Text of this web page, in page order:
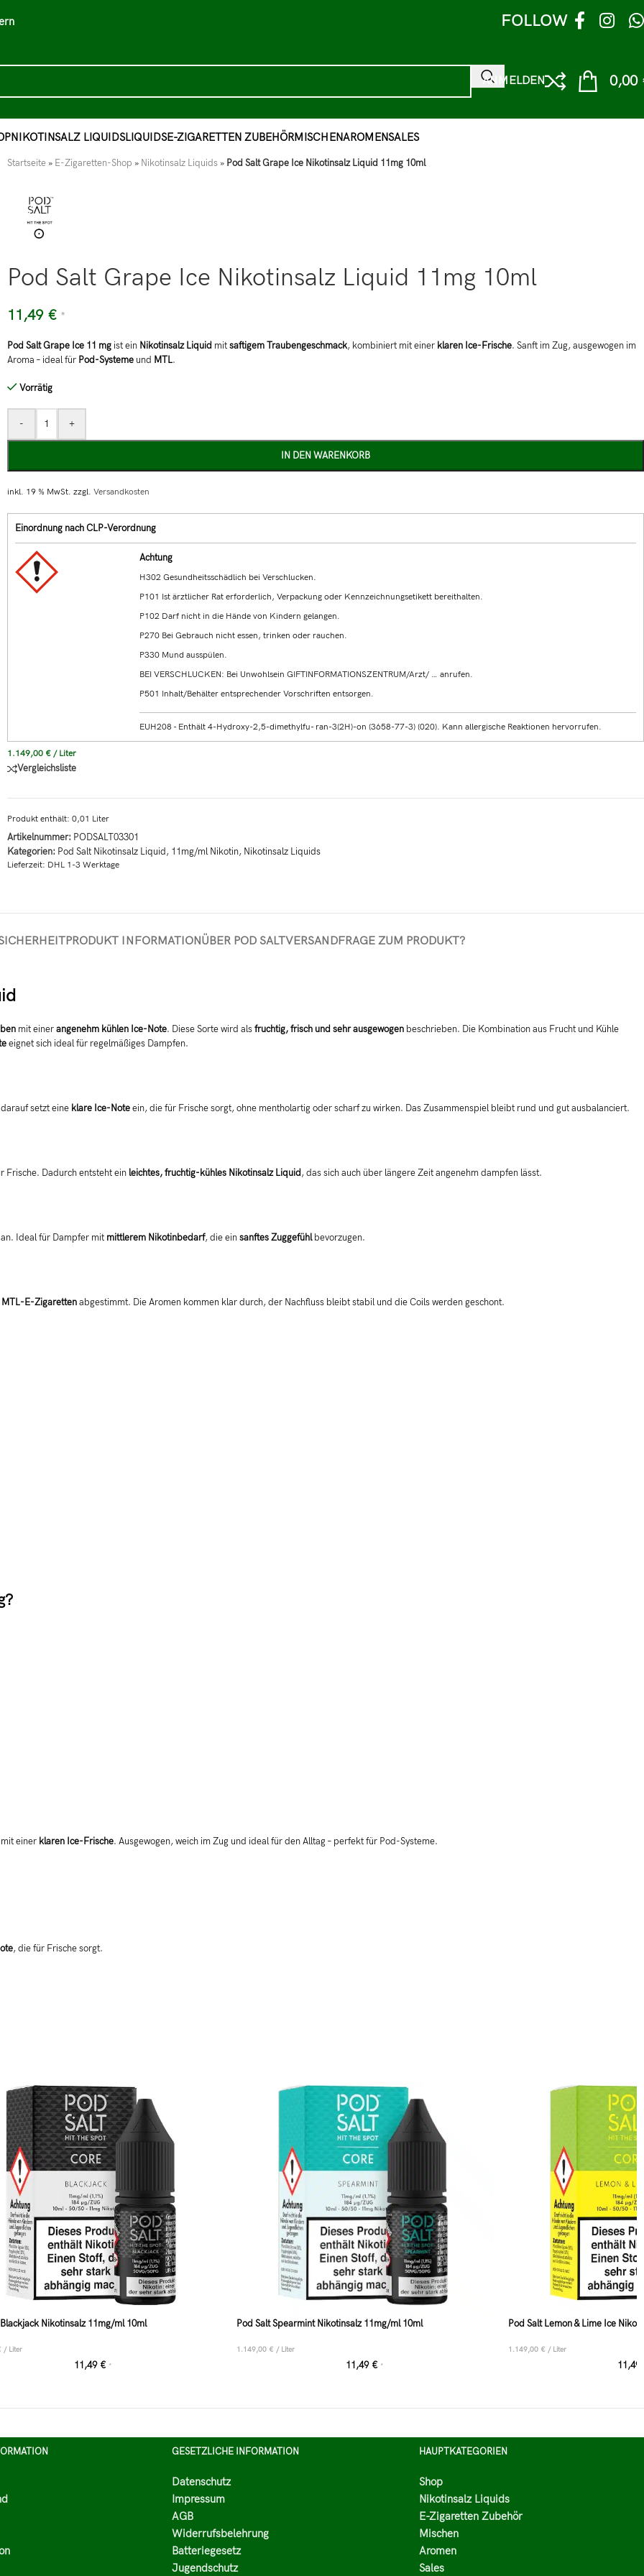
FOLLOW
ANMELDEN 0,00
NIKOTINSALZ LIQUIDSLIQUIDSE-ZIGARETTEN ZUBEHÖRMISCHENAROMENSALES
Startseite » E-Zigaretten-Shop » Nikotinsalz Liquids » Pod Salt Grape Ice Nikotinsalz Liquid 11mg 10ml
Pod Salt Grape Ice Nikotinsalz Liquid 11mg 10ml
11,49 € *
Pod Salt Grape Ice 11 mg ist ein Nikotinsalz Liquid mitsaftigem Traubengeschmack, kombiniert mit einer klaren Ice-Frische. Sanft im Zug, ausgewogen im
Aroma – ideal für Pod-Systeme und MTL.
Vorrätig
- +
IN DEN WARENKORB
inkl. 19 % MwSt. zzgl. Versandkosten
Einordnung nach CLP-Verordnung
Achtung
H302 Gesundheitsschädlich bei Verschlucken.
P101 Ist ärztlicher Rat erforderlich, Verpackung oder Kennzeichnungsetikett bereithalten.
P102 Darf nicht in die Hände von Kindern gelangen.
P270 Bei Gebrauch nicht essen, trinken oder rauchen.
P330 Mund ausspülen.
BEI VERSCHLUCKEN: Bei Unwohlsein GIFTINFORMATIONSZENTRUM/Arzt/ … anrufen.
P501 Inhalt/Behälter entsprechender Vorschriften entsorgen.
EUH208 - Enthält 4-Hydroxy-2,5-dimethylfu- ran-3(2H)-on (3658-77-3) (020). Kann allergische Reaktionen hervorrufen.
1.149,00 € / Liter
Vergleichsliste
Produkt enthält: 0,01 Liter
Artikelnummer: PODSALT03301
Kategorien: Pod Salt Nikotinsalz Liquid, 11mg/ml Nikotin, Nikotinsalz Liquids
Lieferzeit: DHL 1-3 Werktage
PRODUKT INFORMATIONÜBER POD SALTVERSANDFRAGE ZUM PRODUKT?
mit einerangenehm kühlen Ice-Note. Diese Sorte wird alsfruchtig, frisch und sehr ausgewogen beschrieben. Die Kombination aus Frucht und Kühle
eignet sich ideal für regelmäßiges Dampfen.
setzt eine klare Ice-Noteein, die für Frische sorgt, ohne mentholartig oder scharf zu wirken. Das Zusammenspiel bleibt rund und gut ausbalanciert.
Frische. Dadurch entsteht ein leichtes, fruchtig-kühles Nikotinsalz Liquid, das sich auch über längere Zeit angenehm dampfen lässt.
Ideal für Dampfer mit mittlerem Nikotinbedarf, die einsanftes Zuggefühlbevorzugen.
MTL-E-Zigarettenabgestimmt. Die Aromen kommen klar durch, der Nachfluss bleibt stabil und die Coils werden geschont.
einer klaren Ice-Frische. Ausgewogen, weich im Zug und ideal für den Alltag – perfekt für Pod-Systeme.
, die für Frische sorgt.
Nikotinsalz 11mg/ml 10ml
/ Liter
11,49 € *
Pod Salt Spearmint Nikotinsalz 11mg/ml 10ml
1.149,00 € / Liter
11,49 € *
Pod Salt Lemon & Lime Ice
1.149,00 € / Liter
11,49
GESETZLICHE INFORMATION
Datenschutz
Impressum
AGB
Widerrufsbelehrung
Batteriegesetz
Jugendschutz
HAUPTKATEGORIEN
Shop
Nikotinsalz Liquids
E-Zigaretten Zubehör
Mischen
Aromen
Sales